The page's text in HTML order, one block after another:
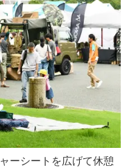
ーシートを広げて休憩